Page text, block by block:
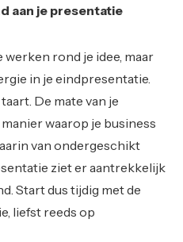
aan je presentatie
werken rond je idee, maar
in je eindpresentatie.
De mate van je
waarop je business
van ondergeschikt
ziet er aantrekkelijk
Start dus tijdig met de
liefst reeds op